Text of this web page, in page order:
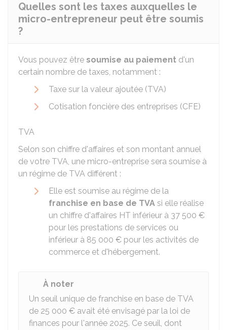
Quelles sont les taxes auxquelles le
micro-entrepreneur peut être soumis
?
Vous pouvez être soumise au paiement d'un
certain nombre de taxes, notamment :
Taxe sur la valeur ajoutée (TVA)
Cotisation foncière des entreprises (CFE)
TVA
Selon son chiffre d'affaires et son montant annuel
de votre TVA, une micro-entreprise sera soumise à
un régime de TVA différent :
Elle est soumise au régime de la
franchise en base de TVA si elle réalise
un chiffre d'affaires HT inférieur à 37 500 €
pour les prestations de services ou
inférieur à 85 000 € pour les activités de
commerce et d'hébergement.
À noter
Un seuil unique de franchise en base de TVA
de 25 000 € avait été envisagé par la loi de
finances pour l'année 2025. Ce seuil, dont